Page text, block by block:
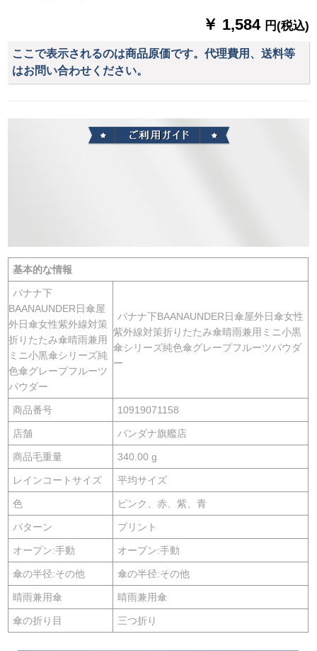
￥ 1,584 円(税込)
ここで表示されるのは商品原価です。代理費用、送料等
はお問い合わせください。
基本的な情報
バナナ下
BAANAUNDER日傘屋
外日傘女性紫外線対策
折りたたみ傘晴雨兼用
ミニ小黒傘シリーズ純
色傘グレープフルーツ
パウダー
バナナ下BAANAUNDER日傘屋外日傘女性
紫外線対策折りたたみ傘晴雨兼用ミニ小黒
傘シリーズ純色傘グレープフルーツパウダ
ー
商品番号 10919071158
店舗 バンダナ旗艦店
商品毛重量 340.00 g
レインコートサイズ 平均サイズ
色 ピンク、赤、紫、青
パターン プリント
オープン:手動 オープン:手動
傘の半径:その他 傘の半径:その他
晴雨兼用傘 晴雨兼用傘
傘の折り目 三つ折り